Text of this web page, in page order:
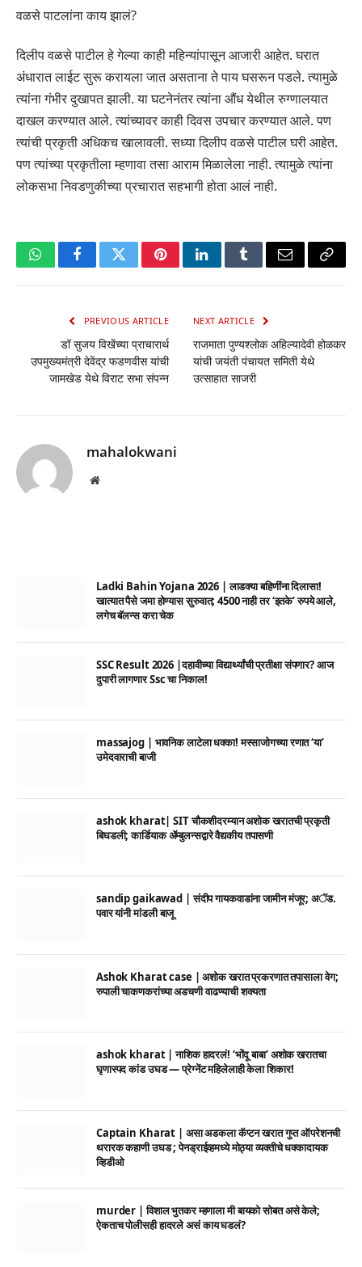
वळसे पाटलांना काय झालं?
दिलीप वळसे पाटील हे गेल्या काही महिन्यांपासून आजारी आहेत. घरात
अंधारात लाईट सुरू करायला जात असताना ते पाय घसरून पडले. त्यामुळे
त्यांना गंभीर दुखापत झाली. या घटनेनंतर त्यांना औंध येथील रुग्णालयात
दाखल करण्यात आले. त्यांच्यावर काही दिवस उपचार करण्यात आले. पण
त्यांची प्रकृती अधिकच खालावली. सध्या दिलीप वळसे पाटील घरी आहेत.
पण त्यांच्या प्रकृतीला म्हणावा तसा आराम मिळालेला नाही. त्यामुळे त्यांना
लोकसभा निवडणुकीच्या प्रचारात सहभागी होता आलं नाही.
WhatsAppFacebookTwitterPinterestLinkedInTumblrEmail Copy
PREVIOUS ARTICLE
डॉ सुजय विखेंच्या प्राचारार्थ
उपमुख्यमंत्री देवेंद्र फडणवीस यांची
जामखेड येथे विराट सभा संपन्न
NEXT ARTICLE
राजमाता पुण्यश्लोक अहिल्यादेवी होळकर
यांची जयंती पंचायत समिती येथे
उत्साहात साजरी
mahalokwani
Website
Ladki Bahin Yojana 2026 | लाडक्या बहिणींना दिलासा!
खात्यात पैसे जमा होण्यास सुरुवात; 4500 नाही तर ‘इतके’ रुपये आले,
लगेच बॅलन्स करा चेक
SSC Result 2026 |दहावीच्या विद्यार्थ्यांची प्रतीक्षा संपणार? आज
दुपारी लागणार Ssc चा निकाल!
massajog | भावनिक लाटेला धक्का! मस्साजोगच्या रणात ‘या’
उमेदवाराची बाजी
ashok kharat| SIT चौकशीदरम्यान अशोक खरातची प्रकृती
बिघडली; कार्डियाक ॲम्बुलन्सद्वारे वैद्यकीय तपासणी
sandip gaikawad | संदीप गायकवाडांना जामीन मंजूर; अॅड.
पवार यांनी मांडली बाजू
Ashok Kharat case | अशोक खरात प्रकरणात तपासाला वेग;
रुपाली चाकणकरांच्या अडचणी वाढण्याची शक्यता
ashok kharat | नाशिक हादरलं! ‘भोंदू बाबा’ अशोक खरातचा
घृणास्पद कांड उघड — प्रेग्नेंट महिलेलाही केला शिकार!
Captain Kharat | असा अडकला कॅप्टन खरात गुप्त ऑपरेशनची
थरारक कहाणी उघड ; पेनड्राईव्हमध्ये मोठ्या व्यक्तीचे धक्कादायक
व्हिडीओ
murder | विशाल भुतकर म्हणाला मी बायको सोबत असे केले;
ऐकताच पोलीसही हादरले असं काय घडलं?